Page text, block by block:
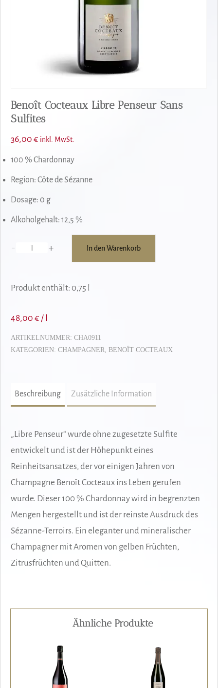
Benoît Cocteaux Libre Penseur Sans
Sulfites
36,00 € inkl. MwSt.
100 % Chardonnay
Region: Côte de Sézanne
Dosage: 0 g
Alkoholgehalt: 12,5 %
-
Benoît
Penseur
Sulfites
Menge
+ In den Warenkorb
Produkt enthält: 0,75
48,00 € / l
ARTIKELNUMMER: CHA0911
KATEGORIEN: CHAMPAGNER, BENOÎT COCTEAUX
Beschreibung Zusätzliche Information
„Libre Penseur“ wurde ohne zugesetzte Sulfite
entwickelt und ist der Höhepunkt eines
Reinheitsansatzes, der vor einigen Jahren von
Champagne Benoît Cocteaux ins Leben gerufen
wurde. Dieser 100 % Chardonnay wird in begrenzten
Mengen hergestellt und ist der reinste Ausdruck des
Sézanne-Terroirs. Ein eleganter und mineralischer
Champagner mit Aromen von gelben Früchten,
Zitrusfrüchten und Quitten.
Ähnliche Produkte